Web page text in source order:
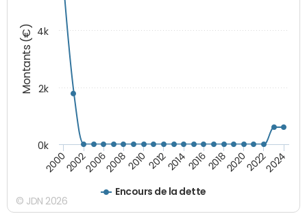
Montants (€)
Encours de la dette
20002002200620082010 2012201420162018202020222024
0k
2k
4k
© JDN 2026